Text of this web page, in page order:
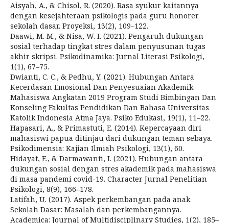
Aisyah, A., & Chisol, R. (2020). Rasa syukur kaitannya
dengan kesejahteraan psikologis pada guru honorer
sekolah dasar. Proyeksi, 13(2), 109–122.
Daawi, M. M., & Nisa, W. I. (2021). Pengaruh dukungan
sosial terhadap tingkat stres dalam penyusunan tugas
akhir skripsi. Psikodinamika: Jurnal Literasi Psikologi,
1(1), 67–75.
Dwianti, C. C., & Pedhu, Y. (2021). Hubungan Antara
Kecerdasan Emosional Dan Penyesuaian Akademik
Mahasiswa Angkatan 2019 Program Studi Bimbingan Dan
Konseling Fakultas Pendidikan Dan Bahasa Universitas
Katolik Indonesia Atma Jaya. Psiko Edukasi, 19(1), 11–22.
Hapasari, A., & Primastuti, E. (2014). Kepercayaan diri
mahasiswi papua ditinjau dari dukungan teman sebaya.
Psikodimensia: Kajian Ilmiah Psikologi, 13(1), 60.
Hidayat, E., & Darmawanti, I. (2021). Hubungan antara
dukungan sosial dengan stres akademik pada mahasiswa
di masa pandemi covid-19. Character Jurnal Penelitian
Psikologi, 8(9), 166–178.
Latifah, U. (2017). Aspek perkembangan pada anak
Sekolah Dasar: Masalah dan perkembangannya.
Academica: Journal of Multidisciplinary Studies, 1(2), 185–